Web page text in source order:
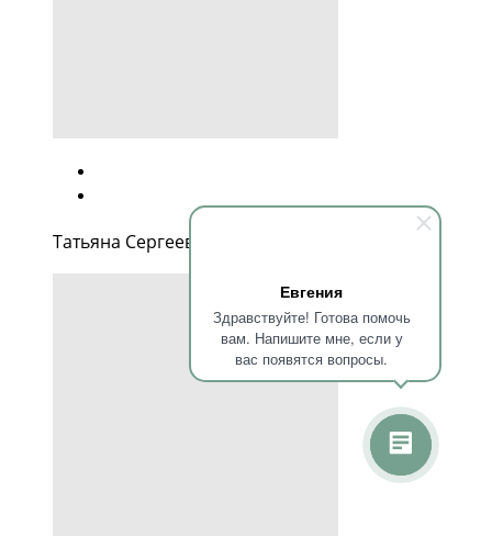
Евгения
Здравствуйте! Готова помочь
вам. Напишите мне, если у
вас появятся вопросы.
Татьяна Сергеевна Грачева